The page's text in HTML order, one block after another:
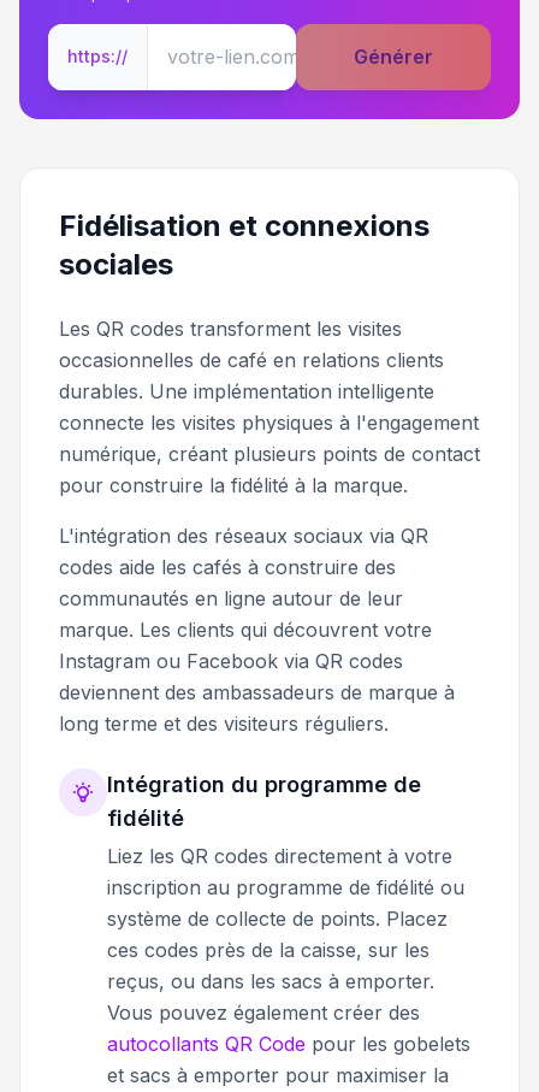
https:// Générer
Fidélisation et connexions
sociales
Les QR codes transforment les visites
occasionnelles de café en relations clients
durables. Une implémentation intelligente
connecte les visites physiques à l'engagement
numérique, créant plusieurs points de contact
pour construire la fidélité à la marque.
L'intégration des réseaux sociaux via QR
codes aide les cafés à construire des
communautés en ligne autour de leur
marque. Les clients qui découvrent votre
Instagram ou Facebook via QR codes
deviennent des ambassadeurs de marque à
long terme et des visiteurs réguliers.
Intégration du programme de
fidélité
Liez les QR codes directement à votre
inscription au programme de fidélité ou
système de collecte de points. Placez
ces codes près de la caisse, sur les
reçus, ou dans les sacs à emporter.
Vous pouvez également créer des
autocollants QR Code pour les gobelets
et sacs à emporter pour maximiser la